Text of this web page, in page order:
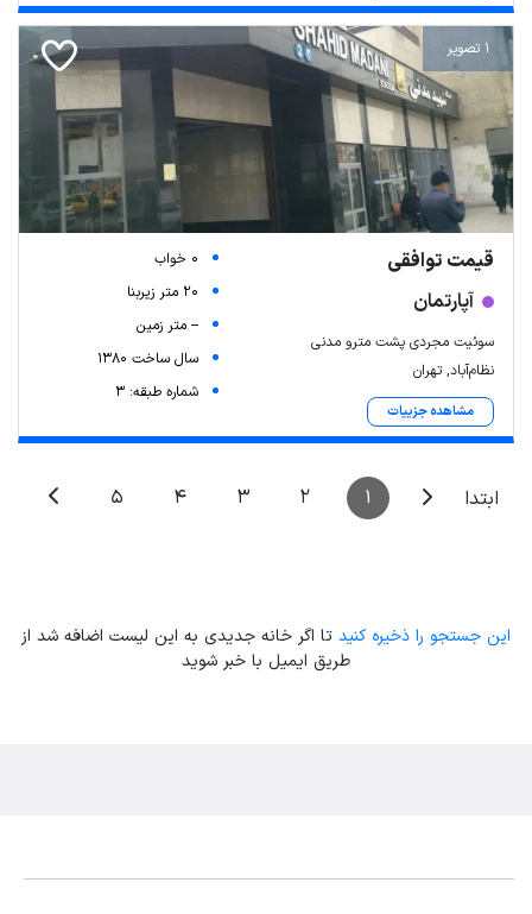
1 تصویر
قیمت توافقی
آپارتمان
سوئیت مجردی پشت مترو مدنی
نظام‌آباد, تهران
مشاهده جزییات
0 خواب
20 متر زیربنا
-- متر زمین
سال ساخت 1380
شماره طبقه: 3
ابتدا 1
2
3
4
5
این جستجو را ذخیره کنید تا اگر خانه جدیدی به این لیست اضافه شد از
طریق ایمیل با خبر شوید